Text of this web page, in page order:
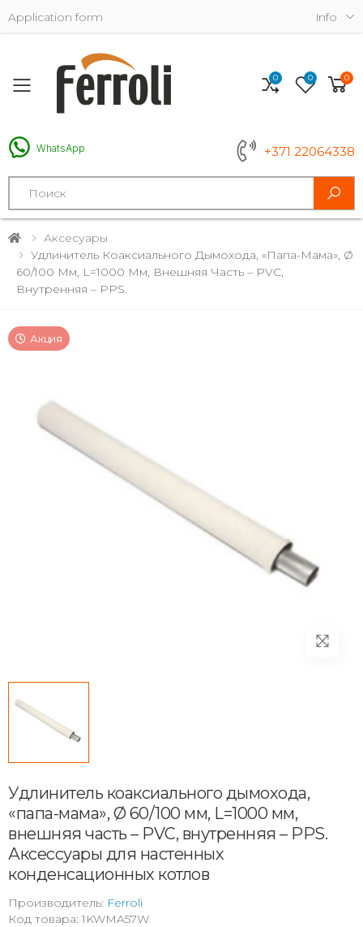
Application form Info
Toggle mobile menu
WhatsApp +371 22064338
Search
0 0 0
Аксесуары
Удлинитель Коаксиального Дымохода, «папа-Мама», Ø
60/100 Мм, L=1000 Мм, Внешняя Часть – PVC,
Внутренняя – PPS.
Акция
Удлинитель коаксиального дымохода,
«папа-мама», Ø 60/100 мм, L=1000 мм,
внешняя часть – PVC, внутренняя – PPS.
Аксессуары для настенных
конденсационных котлов
Производитель: Ferroli
Код товара: 1KWMA57W